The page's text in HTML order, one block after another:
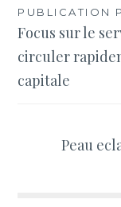
Navigation
de
l’article
PUBLICATION
Focus sur le
circuler
capitale
Peau